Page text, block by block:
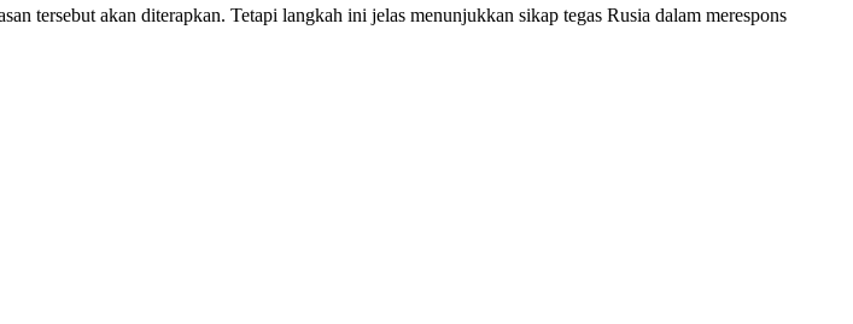
tersebut akan diterapkan. Tetapi langkah ini jelas menunjukkan sikap tegas Rusia dalam merespons